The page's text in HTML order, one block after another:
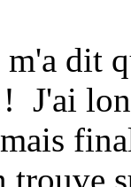
dit
trouve